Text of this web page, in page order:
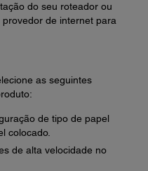
do seu roteador ou
de internet para
as seguintes
de tipo de papel
colocado.
de alta velocidade no